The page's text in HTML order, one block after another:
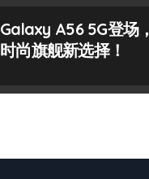
Galaxy A56 5G登场，
时尚旗舰新选择！